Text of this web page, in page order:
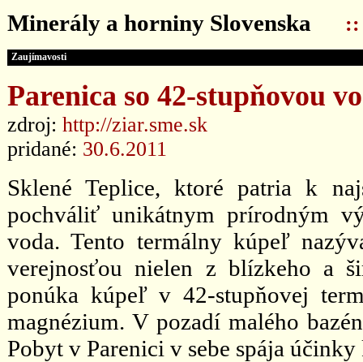
Minerály a horniny Slovenska ::
Zaujímavosti
Parenica so 42-stupňovou
zdroj: http://ziar.sme.sk
pridané: 30.6.2011
Sklené Teplice, ktoré patria k
pochváliť unikátnym prírodným
voda. Tento termálny kúpeľ
verejnosťou nielen z blízkeho a
ponúka kúpeľ v 42-stupňovej
magnézium. V pozadí malého
Pobyt v Parenici v sebe spája účinky